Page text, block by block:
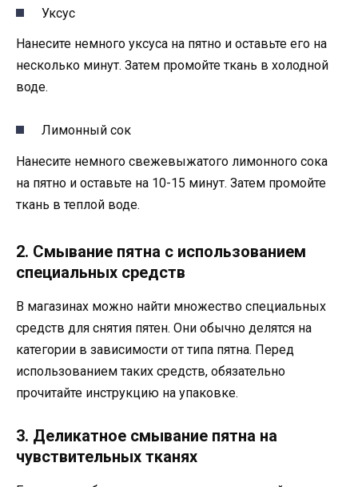
Уксус
Нанесите немного уксуса на пятно и оставьте его на
несколько минут. Затем промойте ткань в холодной
воде.
Лимонный сок
Нанесите немного свежевыжатого лимонного сока
на пятно и оставьте на 10-15 минут. Затем промойте
ткань в теплой воде.
2. Смывание пятна с использованием
специальных средств
В магазинах можно найти множество специальных
средств для снятия пятен. Они обычно делятся на
категории в зависимости от типа пятна. Перед
использованием таких средств, обязательно
прочитайте инструкцию на упаковке.
3. Деликатное смывание пятна на
чувствительных тканях